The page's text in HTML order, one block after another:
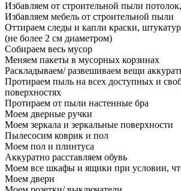
Избавляем от строительной пыли
Избавляем мебель от строительной пыли
Оттираем следы и капли краски,
(не более 2 см диаметром)
Собираем весь мусор
Меняем пакеты в мусорных корзинах
Раскладываем/ развешиваем вещи
Протираем пыль на всех доступных и
поверхностях
Протираем от пыли настенные бра
Моем дверные ручки
Моем зеркала и зеркальные поверхности
Пылесосим коврик и пол
Моем пол и плинтуса
Аккуратно расставляем обувь
Моем все шкафы и ящики при условии,
Моем двери